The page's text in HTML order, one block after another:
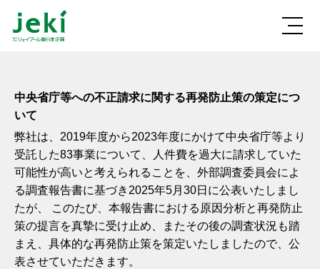
中央省庁等への不正請求に関する再発防止策の策定につ
いて
弊社は、2019年度から2023年度にかけて中央省庁等より
受託した83事業について、人件費を過大に請求していた
可能性が高いと考えられることを、外部調査委員会によ
る調査報告書に基づき2025年5月30日に公表いたしまし
たが、 このたび、本報告書における原因分析と再発防止
策の提言を真摯に受け止め、またその後の調査状況も踏
まえ、具体的な再発防止策を策定いたしましたので、公
表させていただきます。